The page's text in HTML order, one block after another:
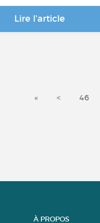
Lire l'article
« < 46
À PROPOS